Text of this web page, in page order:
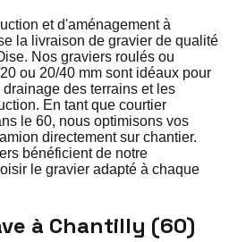
et d'aménagement à
la livraison de gravier de qualité
Nos graviers roulés ou
ou 20/40 mm sont idéaux pour
des terrains et les
En tant que courtier
le 60, nous optimisons vos
directement sur chantier.
bénéficient de notre
le gravier adapté à chaque
à Chantilly (60)